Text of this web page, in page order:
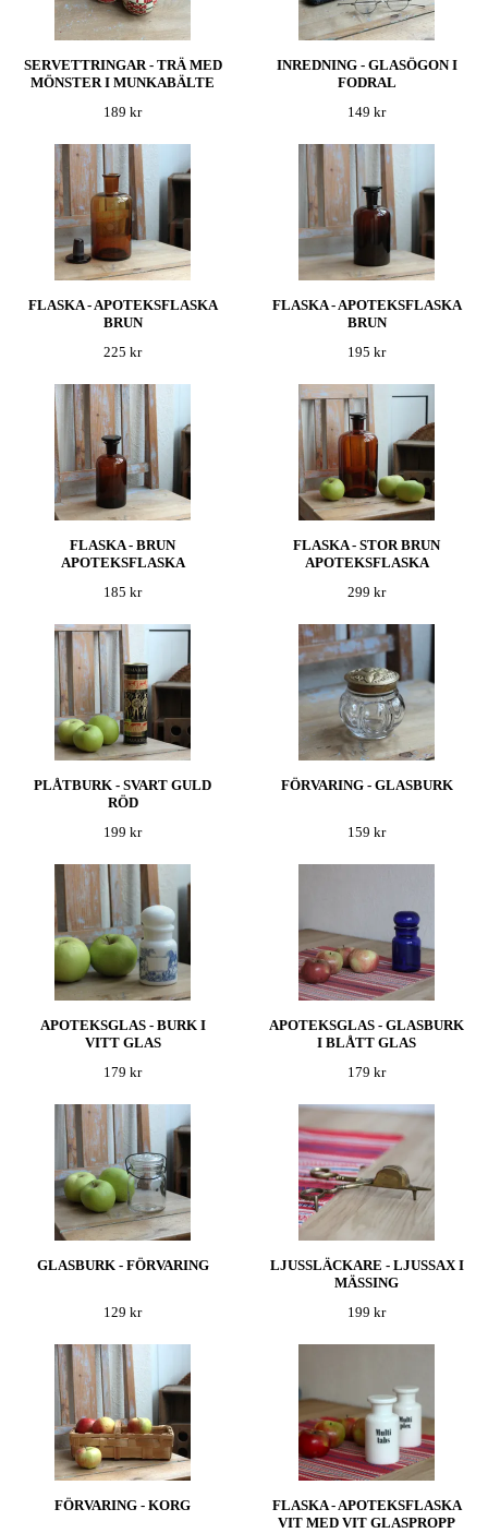
SERVETTRINGAR - TRÄ MED
MÖNSTER I MUNKABÄLTE
189 kr
INREDNING - GLASÖGON I
FODRAL
149 kr
FLASKA - APOTEKSFLASKA
BRUN
225 kr
FLASKA - APOTEKSFLASKA
BRUN
195 kr
FLASKA - BRUN
APOTEKSFLASKA
185 kr
FLASKA - STOR BRUN
APOTEKSFLASKA
299 kr
PLÅTBURK - SVART GULD
RÖD
199 kr
FÖRVARING - GLASBURK
159 kr
APOTEKSGLAS - BURK I
VITT GLAS
179 kr
APOTEKSGLAS - GLASBURK
I BLÅTT GLAS
179 kr
GLASBURK - FÖRVARING
129 kr
LJUSSLÄCKARE - LJUSSAX I
MÄSSING
199 kr
FÖRVARING - KORG
FLASKA - APOTEKSFLASKA
VIT MED VIT GLASPROPP